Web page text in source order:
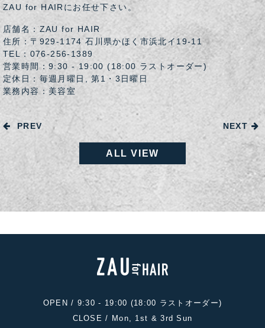
ZAU for HAIRにお任せ下さい。
店舗名：ZAU for HAIR
住所：〒929-1174 石川県かほく市浜北イ19-11
TEL：076-256-1389
営業時間：9:30 - 19:00 (18:00 ラストオーダー)
定休日：毎週月曜日, 第1・3日曜日
業務内容：美容室
PREV NEXT
ALL VIEW
OPEN / 9:30 - 19:00 (18:00 ラストオーダー)
CLOSE / Mon, 1st & 3rd Sun